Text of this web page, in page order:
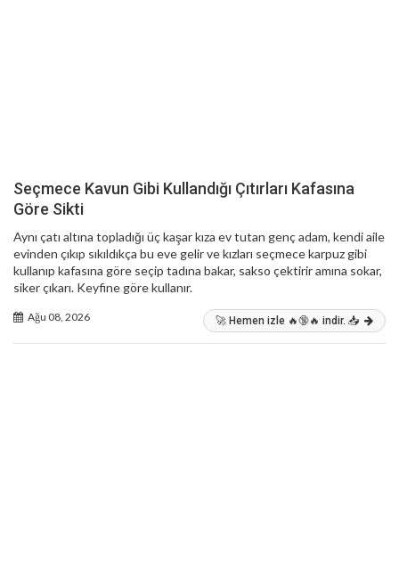
Seçmece Kavun Gibi Kullandığı Çıtırları Kafasına
Göre Sikti
Aynı çatı altına topladığı üç kaşar kıza ev tutan genç adam, kendi aile
evinden çıkıp sıkıldıkça bu eve gelir ve kızları seçmece karpuz gibi
kullanıp kafasına göre seçip tadına bakar, sakso çektirir amına sokar,
siker çıkarı. Keyfine göre kullanır.
Ağu 08, 2026 🚀 Hemen izle 🔥🔞🔥 indir. 📥